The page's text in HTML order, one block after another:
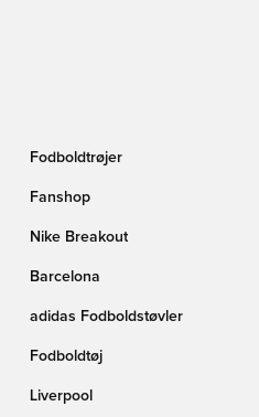
Fodboldtrøjer
Fanshop
Nike Breakout
Barcelona
adidas Fodboldstøvler
Fodboldtøj
Liverpool